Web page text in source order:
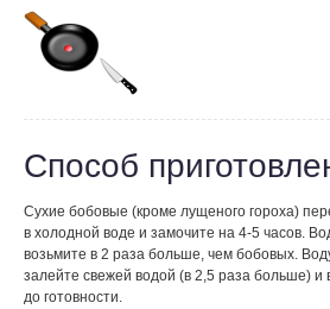
Способ
Сухие бобовые (кроме лущеного гороха)
в холодной воде и замочите на 4-5 часов.
возьмите в 2 раза больше, чем бобовых.
залейте свежей водой (в 2,5 раза больше) и
до готовности.